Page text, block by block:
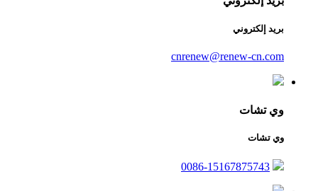
بريد إلكتروني
cnrenew@renew-cn.com
وي تشات
وي تشات
0086-15167875743